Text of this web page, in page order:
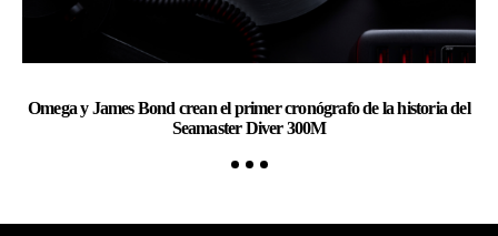
Omega y James Bond crean el primer cronógrafo de la historia del
Seamaster Diver 300M